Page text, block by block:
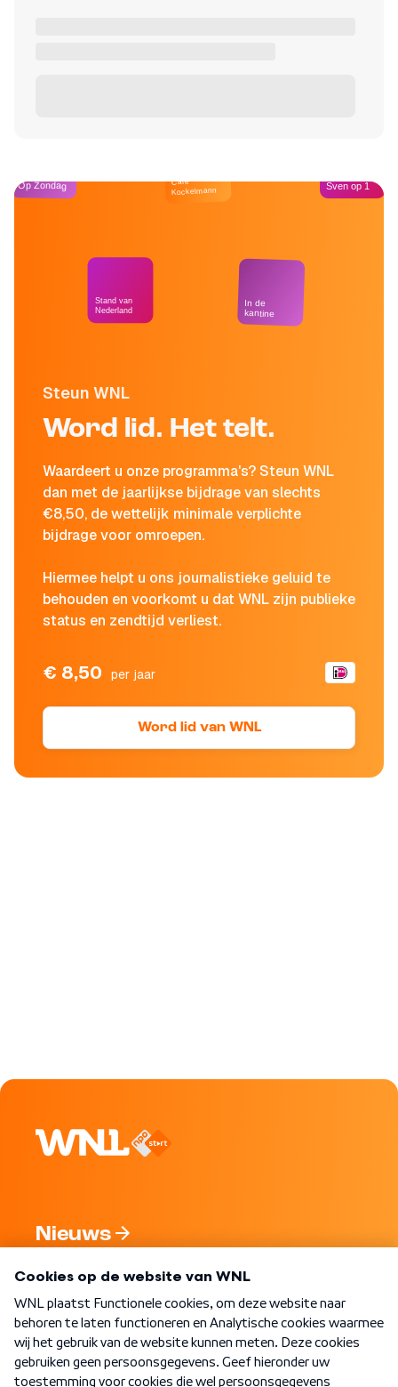
Steun WNL
Word lid. Het telt.
Waardeert u onze programma's? Steun WNL
dan met de jaarlijkse bijdrage van slechts
€8,50, de wettelijk minimale verplichte
bijdrage voor omroepen.
Hiermee helpt u ons journalistieke geluid te
behouden en voorkomt u dat WNL zijn publieke
status en zendtijd verliest.
€ 8,50 per jaar
Word lid van WNL
Op Zondag
Stand van
Nederland
Café
Kockelmann
In de
kantine
Sven op 1
Nieuws
Nieuwsbrief
Word Lid